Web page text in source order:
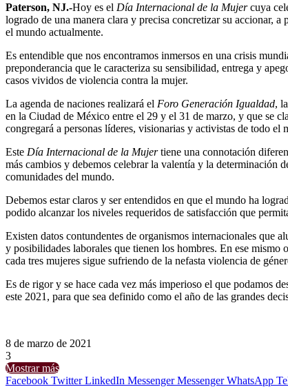
Paterson, NJ.-Hoy es el Día Internacional de la Mujercuya
logrado de una manera clara y precisa concretizar su accionar,
el mundo actualmente.
Es entendible que nos encontramos inmersos en una crisis
preponderancia que le caracteriza su sensibilidad, entrega y
casos vividos de violencia contra la mujer.
La agenda de naciones realizará el Foro Generación Igualdad,
en la Ciudad de México entre el 29 y el 31 de marzo, y que se
congregará a personas líderes, visionarias y activistas de todo
Este Día Internacional de la Mujertiene una connotación
más cambios y debemos celebrar la valentía y la determinación
comunidades del mundo.
Debemos estar claros y ser entendidos en que el mundo ha
podido alcanzar los niveles requeridos de satisfacción que
Existen datos contundentes de organismos internacionales que
y posibilidades laborales que tienen los hombres. En ese
cada tres mujeres sigue sufriendo de la nefasta violencia de
Es de rigor y se hace cada vez más imperioso el que podamos
este 2021, para que sea definido como el año de las grandes
8 de marzo de 2021
3
Mostrar más
Facebook Twitter LinkedIn Messenger Messenger WhatsApp